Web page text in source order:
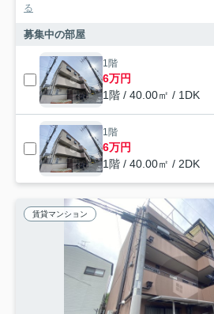
る
募集中の部屋
1階
6万円
1階 / 40.00㎡ / 1DK
1階
6万円
1階 / 40.00㎡ / 2DK
賃貸マンション